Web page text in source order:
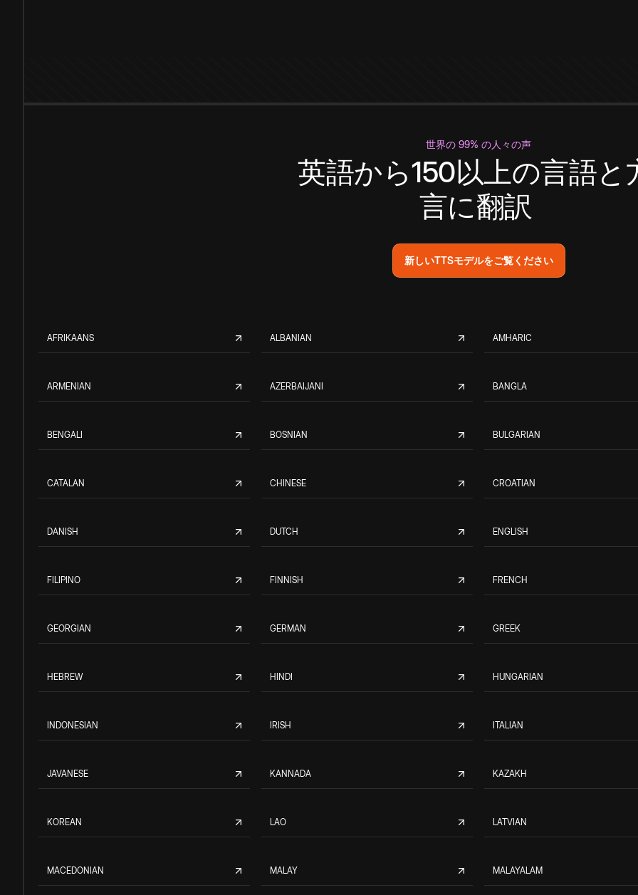
世界の 99% の人々の声
英語から150以上の言語と
言に翻訳
新しいTTSモデルをご覧ください
AFRIKAANS ALBANIAN AMHARIC
ARMENIAN AZERBAIJANI BANGLA
BENGALI BOSNIAN BULGARIAN
CATALAN CHINESE CROATIAN
DANISH DUTCH ENGLISH
FILIPINO FINNISH FRENCH
GEORGIAN GERMAN GREEK
HEBREW HINDI HUNGARIAN
INDONESIAN IRISH ITALIAN
JAVANESE KANNADA KAZAKH
KOREAN LAO LATVIAN
MACEDONIAN MALAY MALAYALAM